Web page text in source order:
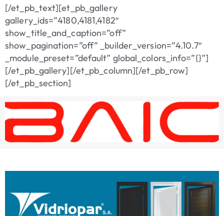
[/et_pb_text][et_pb_gallery
gallery_ids=”4180,4181,4182″
show_title_and_caption=”off”
show_pagination=”off” _builder_version=”4.10.7″
_module_preset=”default” global_colors_info=”{}”]
[/et_pb_gallery][/et_pb_column][/et_pb_row]
[/et_pb_section]